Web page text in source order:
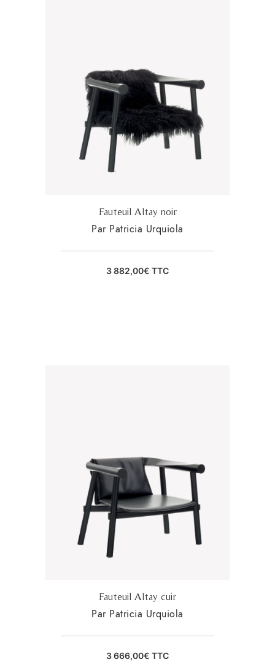
Fauteuil Altay noir
Par Patricia Urquiola
3 882,00€ TTC
Fauteuil Altay cuir
Par Patricia Urquiola
3 666,00€ TTC